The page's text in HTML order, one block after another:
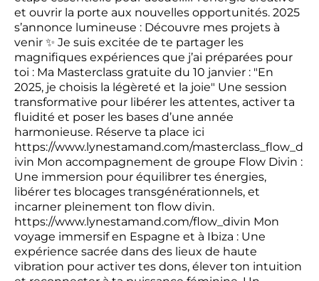
et ouvrir la porte aux nouvelles opportunités. 2025
s’annonce lumineuse : Découvre mes projets à
venir ✨ Je suis excitée de te partager les
magnifiques expériences que j’ai préparées pour
toi : Ma Masterclass gratuite du 10 janvier : "En
2025, je choisis la légèreté et la joie" Une session
transformative pour libérer les attentes, activer ta
fluidité et poser les bases d’une année
harmonieuse. Réserve ta place ici
https://www.lynestamand.com/masterclass_flow_d
ivin Mon accompagnement de groupe Flow Divin :
Une immersion pour équilibrer tes énergies,
libérer tes blocages transgénérationnels, et
incarner pleinement ton flow divin.
https://www.lynestamand.com/flow_divin Mon
voyage immersif en Espagne et à Ibiza : Une
expérience sacrée dans des lieux de haute
vibration pour activer tes dons, élever ton intuition